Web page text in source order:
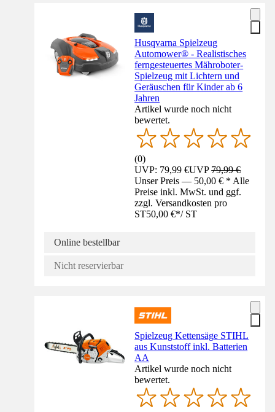
Husqvarna Spielzeug
Automower® - Realistisches
ferngesteuertes Mähroboter-
Spielzeug mit Lichtern und
Geräuschen für Kinder ab 6
Jahren
Artikel wurde noch nicht
bewertet.
(0)
UVP: 79,99 €UVP79,99 €
Unser Preis — 50,00 € * Alle
Preise inkl. MwSt. und ggf.
zzgl. Versandkosten pro
ST50,00 €*/ ST
Online bestellbar
Nicht reservierbar
Spielzeug Kettensäge STIHL
aus Kunststoff inkl. Batterien
AA
Artikel wurde noch nicht
bewertet.